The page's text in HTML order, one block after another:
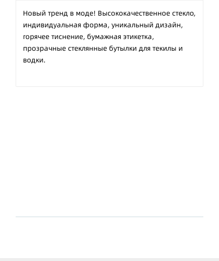
Новый тренд в моде! Высококачественное стекло,
индивидуальная форма, уникальный дизайн,
горячее тиснение, бумажная этикетка,
прозрачные стеклянные бутылки для текилы и
водки.